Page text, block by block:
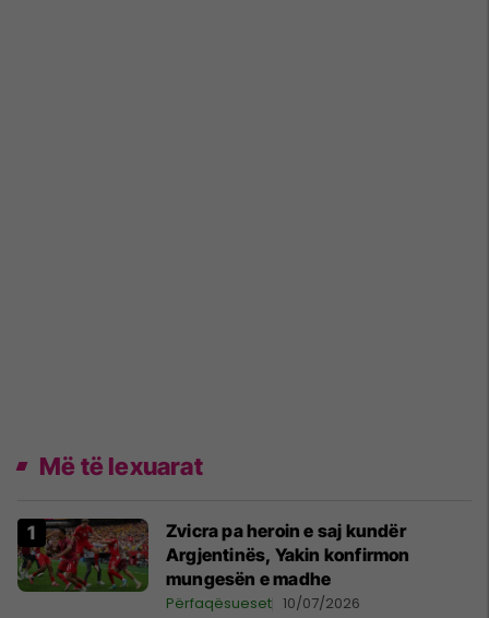
Më të lexuarat
Zvicra pa heroin e saj kundër
Argjentinës, Yakin konfirmon
mungesën e madhe
Përfaqësueset 10/07/2026